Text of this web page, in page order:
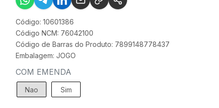
Código: 10601386
Código NCM: 76042100
Código de Barras do Produto: 7899148778437
Embalagem: JOGO
COM EMENDA
Nao Sim